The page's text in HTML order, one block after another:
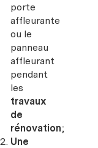
porte
affleurante
ou le
panneau
affleurant
pendant
les
travaux
de
rénovation;
Une